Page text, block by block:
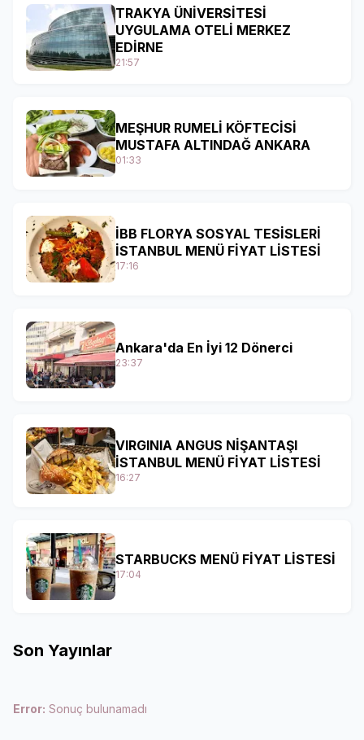
TRAKYA ÜNİVERSİTESİ
UYGULAMA OTELİ MERKEZ
EDİRNE
21:57
MEŞHUR RUMELİ KÖFTECİSİ
MUSTAFA ALTINDAĞ ANKARA
01:33
İBB FLORYA SOSYAL TESİSLERİ
İSTANBUL MENÜ FİYAT LİSTESİ
17:16
Ankara'da En İyi 12 Dönerci
23:37
VIRGINIA ANGUS NİŞANTAŞI
İSTANBUL MENÜ FİYAT LİSTESİ
16:27
STARBUCKS MENÜ FİYAT LİSTESİ
17:04
Son Yayınlar
Error: Sonuç bulunamadı